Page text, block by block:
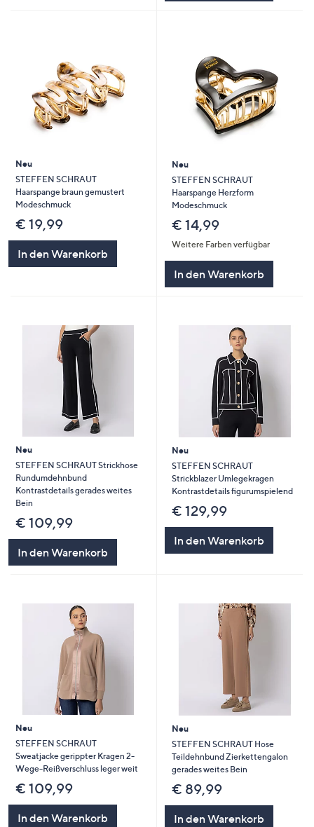
Neu
STEFFEN SCHRAUT
Haarspange braun gemustert
Modeschmuck
€ 19,99
In den Warenkorb
Neu
STEFFEN SCHRAUT
Haarspange Herzform
Modeschmuck
€ 14,99
Weitere Farben verfügbar
In den Warenkorb
Neu
STEFFEN SCHRAUT Strickhose
Rundumdehnbund
Kontrastdetails gerades weites
Bein
€ 109,99
In den Warenkorb
Neu
STEFFEN SCHRAUT
Strickblazer Umlegekragen
Kontrastdetails figurumspielend
€ 129,99
In den Warenkorb
Neu
STEFFEN SCHRAUT
Sweatjacke gerippter Kragen 2-
Wege-Reißverschluss leger weit
€ 109,99
In den Warenkorb
Neu
STEFFEN SCHRAUT Hose
Teildehnbund Zierkettengalon
gerades weites Bein
€ 89,99
In den Warenkorb